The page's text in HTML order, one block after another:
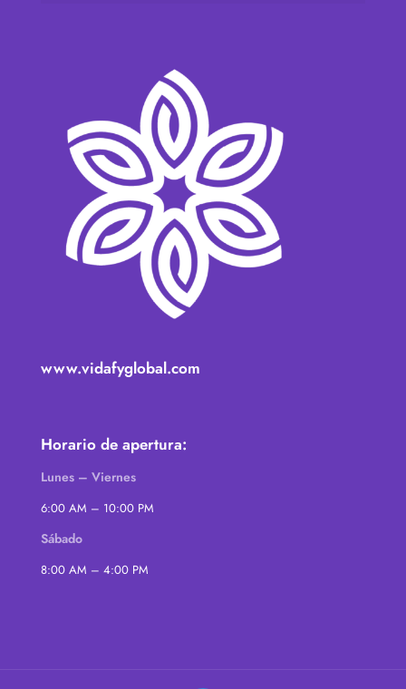
www.vidafyglobal.com
Horario de apertura:
Lunes – Viernes
6:00 AM – 10:00 PM
Sábado
8:00 AM – 4:00 PM